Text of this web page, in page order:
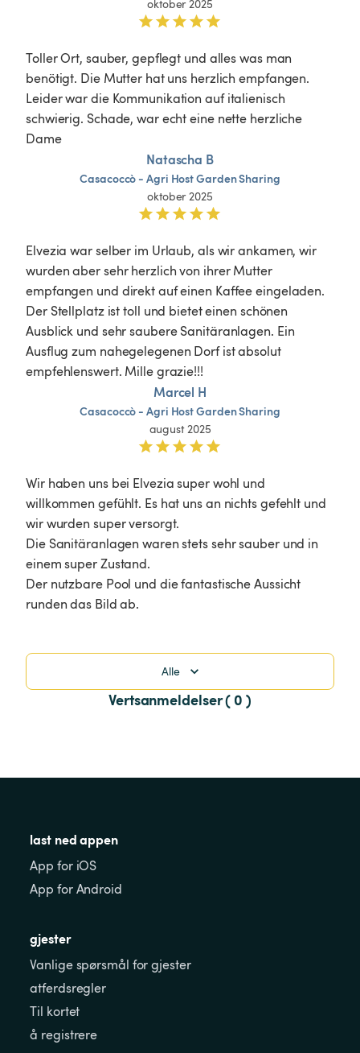
oktober 2025
Toller Ort, sauber, gepflegt und alles was man
benötigt. Die Mutter hat uns herzlich empfangen.
Leider war die Kommunikation auf italienisch
schwierig. Schade, war echt eine nette herzliche
Dame
Natascha B
Casacoccò - Agri HostGardenSharing
oktober 2025
Elvezia war selber im Urlaub, als wir ankamen, wir
wurden aber sehr herzlich von ihrer Mutter
empfangen und direkt auf einen Kaffee eingeladen.
Der Stellplatz ist toll und bietet einen schönen
Ausblick und sehr saubere Sanitäranlagen. Ein
Ausflug zum nahegelegenen Dorf ist absolut
empfehlenswert. Mille grazie!!!
Marcel H
Casacoccò - Agri HostGardenSharing
august 2025
Wir haben uns bei Elvezia super wohl und
willkommen gefühlt. Es hat uns an nichts gefehlt und
wir wurden super versorgt.
Die Sanitäranlagen waren stets sehr sauber und in
einem super Zustand.
Der nutzbare Pool und die fantastische Aussicht
runden das Bild ab.
Alle
Vertsanmeldelser ( 0 )
last ned appen
App for iOS
App for Android
gjester
Vanlige spørsmål for gjester
atferdsregler
Til kortet
å registrere